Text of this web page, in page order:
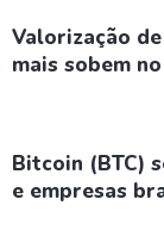
Valorização
mais sobem
Bitcoin (BTC)
e empresas